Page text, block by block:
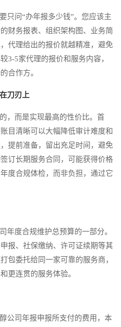
问“办年报多少钱”。您应该主
财务报表、组织架构图、业务简
代理给出的报价就越精准，避免
3-5家代理的报价和服务内容，
合作方。
刀刃上
而是实现最高的性价比。首
目清晰可以大幅降低审计难度和
提前准备，留出充足时间，避免
订长期服务合同，可能获得价格
度合规体检，而非负担，通过它
度合规维护总预算的一部分。
报、社保缴纳、许可证续期等其
包委托给同一家可靠的服务商，
更连贯的服务体验。
司年报申报所支付的费用，本